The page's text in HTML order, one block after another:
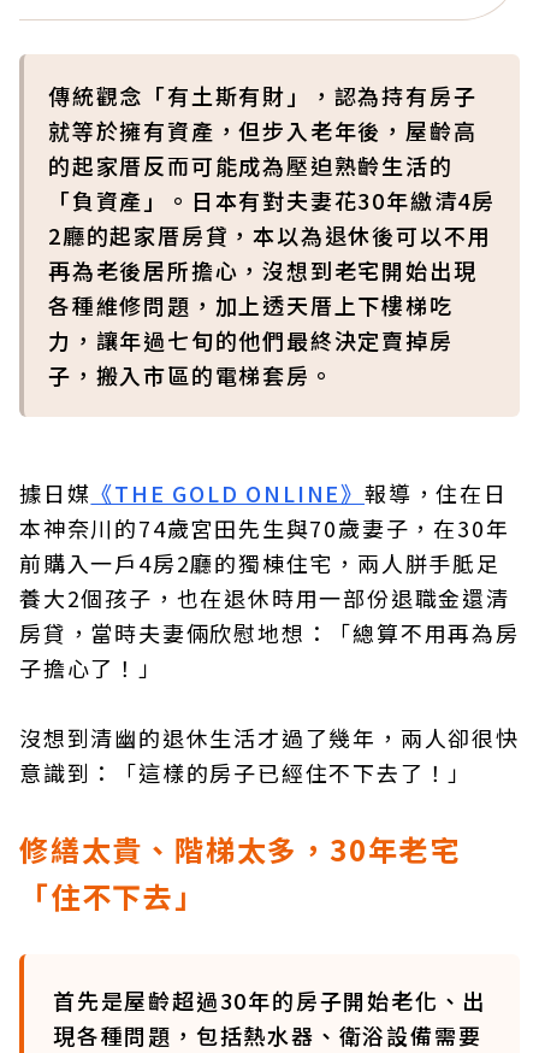
傳統觀念「有土斯有財」，認為持有房子
就等於擁有資產，但步入老年後，屋齡高
的起家厝反而可能成為壓迫熟齡生活的
「負資產」。日本有對夫妻花30年繳清4房
2廳的起家厝房貸，本以為退休後可以不用
再為老後居所擔心，沒想到老宅開始出現
各種維修問題，加上透天厝上下樓梯吃
力，讓年過七旬的他們最終決定賣掉房
子，搬入市區的電梯套房。
據日媒 《THE GOLD ONLINE》報導，住在日
本神奈川的74歲宮田先生與70歲妻子，在30年
前購入一戶4房2廳的獨棟住宅，兩人胼手胝足
養大2個孩子，也在退休時用一部份退職金還清
房貸，當時夫妻倆欣慰地想：「總算不用再為房
子擔心了！」
沒想到清幽的退休生活才過了幾年，兩人卻很快
意識到：「這樣的房子已經住不下去了！」
修繕太貴、階梯太多，30年老宅
「住不下去」
首先是屋齡超過30年的房子開始老化、出
現各種問題，包括熱水器、衛浴設備需要